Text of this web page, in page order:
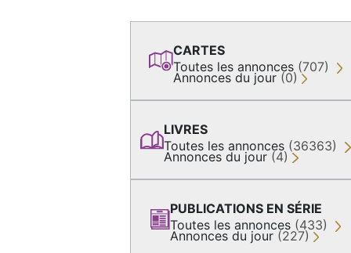
CARTES
Toutes les annonces (707)
Annonces du jour (0)
LIVRES
Toutes les annonces (36363)
Annonces du jour (4)
PUBLICATIONS EN SÉRIE
Toutes les annonces (433)
Annonces du jour (227)